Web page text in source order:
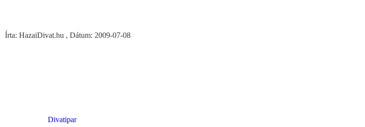
Írta: HazaiDivat.hu , Dátum: 2009-07-08
Divatipar